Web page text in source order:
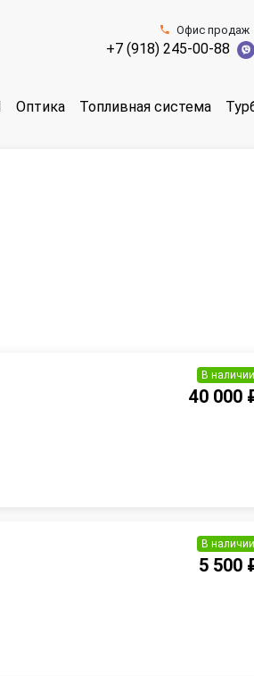
Офис продаж
+7 (918) 245-00-88
Оптика Топливная система
В наличии
40 000
В наличии
5 500